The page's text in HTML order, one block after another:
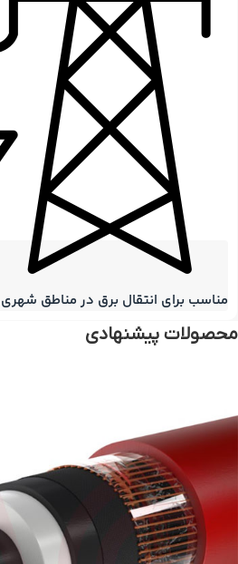
مناسب برای انتقال برق در مناطق
محصولات پیشنهادی